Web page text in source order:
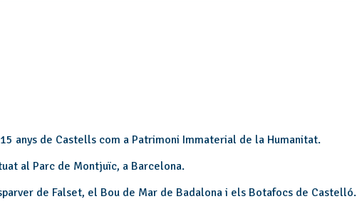
anys de Castells com a Patrimoni Immaterial de la Humanitat.
al Parc de Montjuïc, a Barcelona.
de Falset, el Bou de Mar de Badalona i els Botafocs de Castelló.